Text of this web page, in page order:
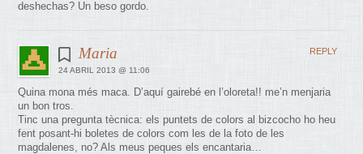
deshechas? Un beso gordo.
Maria
24 ABRIL 2013 @ 11:06
Quina mona més maca. D’aquí gairebé en l’oloreta!! me’n menjaria
un bon tros.
Tinc una pregunta tècnica: els puntets de colors al bizcocho ho heu
fent posant-hi boletes de colors com les de la foto de les
magdalenes, no? Als meus peques els encantaria…
REPLY